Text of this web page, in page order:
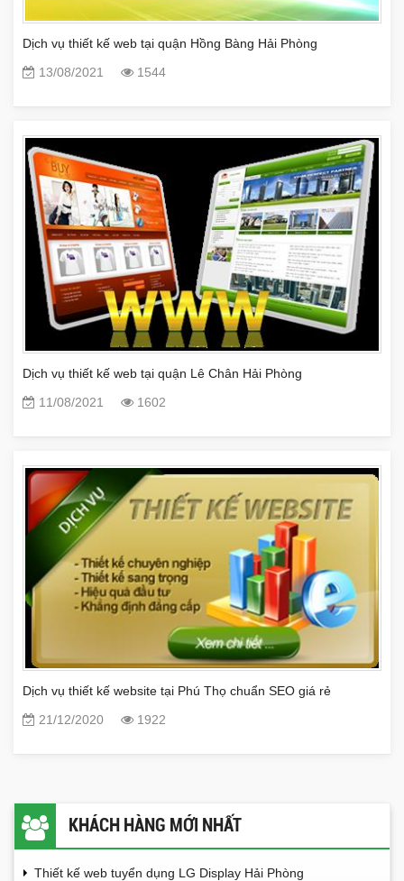
Dịch vụ thiết kế web tại quận Hồng Bàng Hải Phòng
13/08/2021
1544
Dịch vụ thiết kế web tại quận Lê Chân Hải Phòng
11/08/2021
1602
Dịch vụ thiết kế website tại Phú Thọ chuẩn SEO giá rẻ
21/12/2020
1922
KHÁCH HÀNG MỚI NHẤT
Thiết kế web tuyển dụng LG Display Hải Phòng